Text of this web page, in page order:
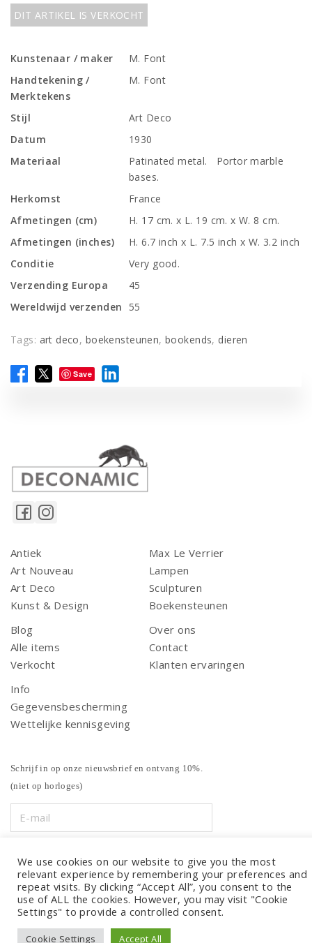
DIT ARTIKEL IS VERKOCHT
Kunstenaar / maker
M. Font
Handtekening /
Merktekens
M. Font
Stijl
Art Deco
Datum
1930
Materiaal
Patinated metal. Portor marble
bases.
Herkomst
France
Afmetingen (cm)
H. 17 cm. x L. 19 cm. x W. 8 cm.
Afmetingen (inches)
H. 6.7 inch x L. 7.5 inch x W. 3.2 inch
Conditie
Very good.
Verzending Europa
45
Wereldwijd verzenden
55
Tags: art deco, boekensteunen,bookends, dieren
Save
Antiek
Art Nouveau
Art Deco
Kunst & Design
Max Le Verrier
Lampen
Sculpturen
Boekensteunen
Blog
Alle items
Verkocht
Over ons
Contact
Klanten ervaringen
Info
Gegevensbescherming
Wettelijke kennisgeving
Schrijf in op onze nieuwsbrief en ontvang 10%.
(niet op horloges)
We use cookies on our website to give you the most
relevant experience by remembering your preferences and
repeat visits. By clicking “Accept All”, you consent to the
use of ALL the cookies. However, you may visit "Cookie
Settings" to provide a controlled consent.
Cookie Settings Accept All